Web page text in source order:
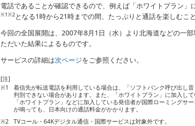
電話であることが確認できるので、例えば「ホワイトプラン
※1※2 となる1時から21時までの間、たっぷりと通話を楽しむこ
今回の全国展開は、2007年8月1日（水）より北海道などの一
ただいた結果によるものです。
サービスの詳細は次ページをご参照ください。
[注]
※1
着信先が転送電話を利用している場合は、「ソフトバンク呼び出し
判別できない場合があります。また、「ホワイトプラン」に加入し
「ホワイトプラン」などに加入している発信者が国際ローミングサ
が鳴っても、日本向けの通話料金がかかります。
※2
TVコール・64Kデジタル通信・国際サービスは対象外です。